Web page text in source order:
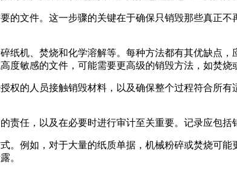
的文件。这一步骤的关键在于确保只销毁那些真正
纸机、焚烧和化学溶解等。每种方法都有其优缺点
敏感的文件，可能需要更高级的销毁方法，如焚烧
权的人员接触销毁材料，以及确保整个过程符合所
任，以及在必要时进行审计至关重要。记录应包括
。例如，对于大量的纸质单据，机械粉碎或焚烧可
。